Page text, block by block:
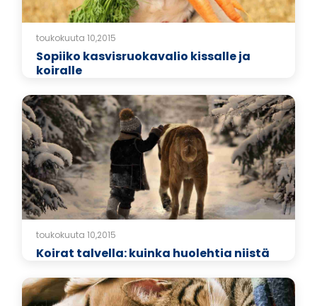
toukokuuta 10,2015
Sopiiko kasvisruokavalio kissalle ja
koiralle
toukokuuta 10,2015
Koirat talvella: kuinka huolehtia niistä